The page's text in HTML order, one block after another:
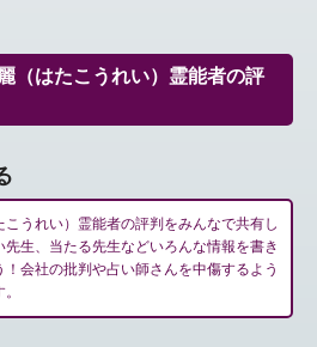
（はたこうれい）霊能者の評
うれい）霊能者の評判をみんなで共有し
生、当たる先生などいろんな情報を書き
会社の批判や占い師さんを中傷するよう